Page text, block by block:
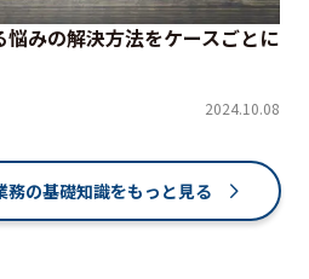
みの解決方法をケースごとに
2024.10.08
務の基礎知識をもっと見る